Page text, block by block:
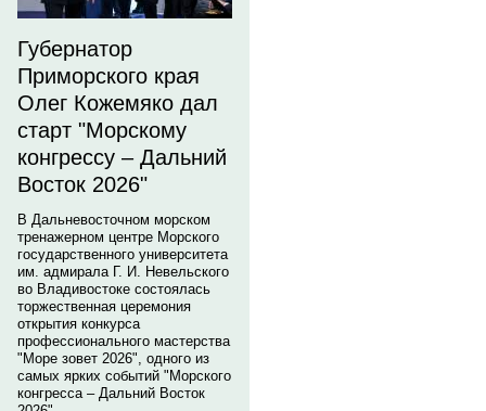
Губернатор
Приморского края
Олег Кожемяко дал
старт "Морскому
конгрессу – Дальний
Восток 2026"
В Дальневосточном морском
тренажерном центре Морского
государственного университета
им. адмирала Г. И. Невельского
во Владивостоке состоялась
торжественная церемония
открытия конкурса
профессионального мастерства
"Море зовет 2026", одного из
самых ярких событий "Морского
конгресса – Дальний Восток